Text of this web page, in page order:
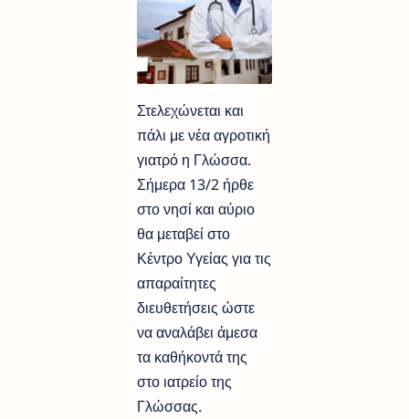
Στελεχώνεται και
πάλι με νέα αγροτική
γιατρό η Γλώσσα.
Σήμερα 13/2 ήρθε
στο νησί και αύριο
θα μεταβεί στο
Κέντρο Υγείας για τις
απαραίτητες
διευθετήσεις ώστε
να αναλάβει άμεσα
τα καθήκοντά της
στο ιατρείο της
Γλώσσας.